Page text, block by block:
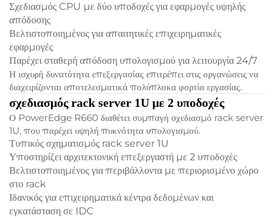
Σχεδιασμός CPU με δύο υποδοχές για εφαρμογές υψηλής
απόδοσης
Βελτιστοποιημένος για απαιτητικές επιχειρηματικές
εφαρμογές
Παρέχει σταθερή απόδοση υπολογισμού για λειτουργία 24/7
Η ισχυρή δυνατότητα επεξεργασίας επιτρέπει στις οργανώσεις να
διαχειρίζονται αποτελεσματικά πολύπλοκα φορτία εργασίας.
σχεδιασμός rack server 1U με 2 υποδοχές
Ο PowerEdge R660 διαθέτει συμπαγή σχεδιασμό rack server
1U, που παρέχει υψηλή πυκνότητα υπολογισμού.
Τυπικός σχηματισμός rack server 1U
Υποστηρίζει αρχιτεκτονική επεξεργαστή με 2 υποδοχές
Βελτιστοποιημένος για περιβάλλοντα με περιορισμένο χώρο
στο rack
Ιδανικός για επιχειρηματικά κέντρα δεδομένων και
εγκατάσταση σε IDC